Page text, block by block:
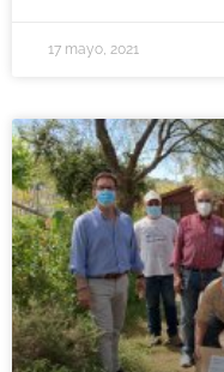
17 mayo, 2021